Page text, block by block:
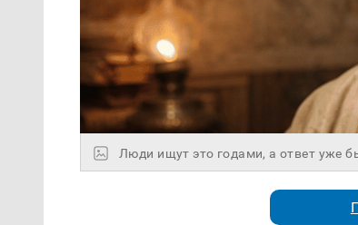
Люди ищут это годами, а ответ уже